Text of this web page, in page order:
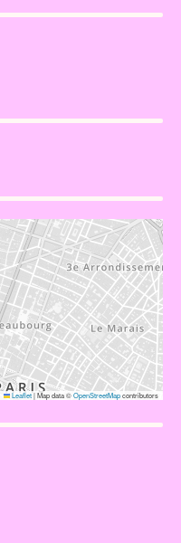
Leaflet|Map data ©OpenStreetMapcontributors